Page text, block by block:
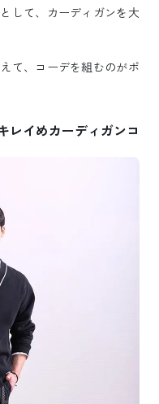
して、カーディガンを大
て、コーデを組むのがポ
レイめカーディガンコ